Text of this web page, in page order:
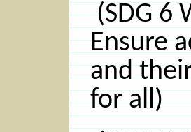
(SDG 6
Ensure
and
for all)